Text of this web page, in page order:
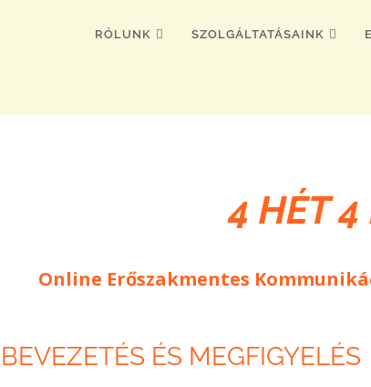
RÓLUNK SZOLGÁLTATÁSAINK
4 HÉT 4
Online Erőszakmentes
ÉS MEGFIGYELÉS